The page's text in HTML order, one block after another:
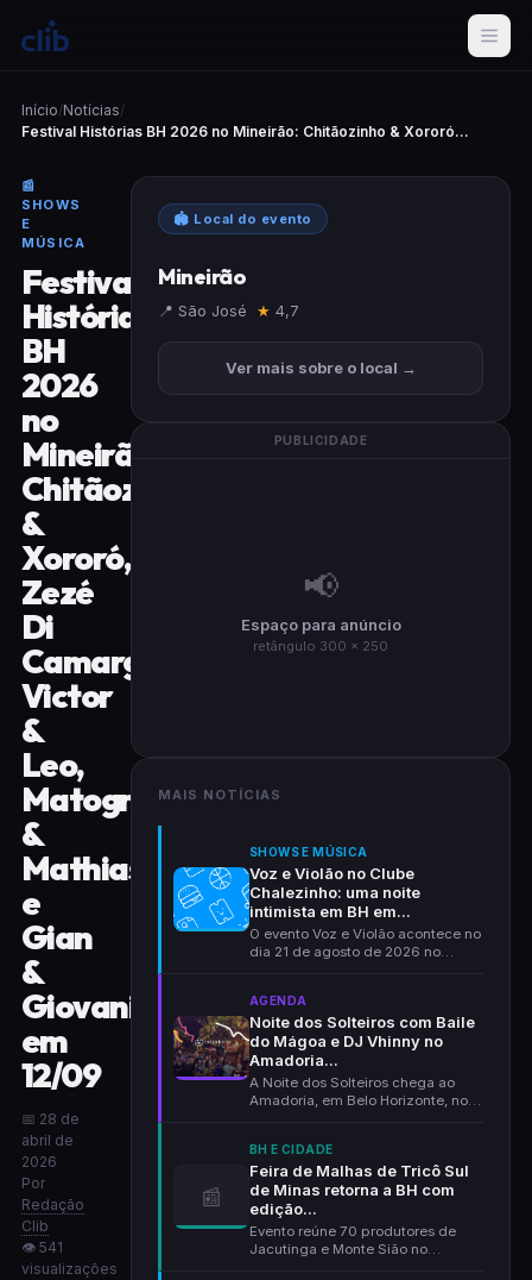
Início/Notícias/
Festival Histórias BH 2026 no Mineirão: Chitãozinho & Xororó...
📰
SHOWS
E
MÚSICA
Festival
Histórias
BH
2026
no
Mineirão:
Chitãozinho
&
Xororó,
Zezé
Di
Camargo,
Victor
&
Leo,
Matogrosso
&
Mathias
e
Gian
&
Giovani
em
12/09
📅 28 de
abril de
2026
Por
Redação
Clib
👁 541
visualizações
🏟 Local do evento
Mineirão
📍 São José ★ 4,7
Ver mais sobre o local →
PUBLICIDADE
📢
Espaço para anúncio
retângulo 300 × 250
MAIS NOTÍCIAS
SHOWS E MÚSICA
Voz e Violão no Clube
Chalezinho: uma noite
intimista em BH em...
O evento Voz e Violão acontece no
dia 21 de agosto de 2026 no
AGENDA
Noite dos Solteiros com Baile
do Mágoa e DJ Vhinny no
Amadoria...
A Noite dos Solteiros chega ao
Amadoria, em Belo Horizonte, no
📰
BH E CIDADE
Feira de Malhas de Tricô Sul
de Minas retorna a BH com
edição...
Evento reúne 70 produtores de
Jacutinga e Monte Sião no